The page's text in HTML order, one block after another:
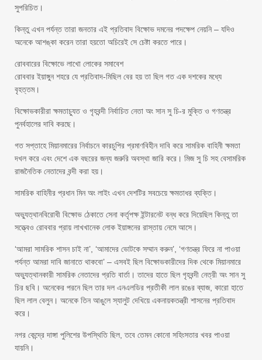
সুপরিচিত।
কিন্তু এখন পর্যন্ত তারা জনতার এই প্রতিবাদ বিক্ষোভ দমনের পদক্ষেপ নেয়নি – যদিও
অনেকে আশঙ্কা করেন তারা হয়তো অচিরেই সে চেষ্টা করতে পারে।
রোববারের বিক্ষোভে লাখো লোকের সমাবেশ
রোববার ইয়াঙ্গুন শহরে যে প্রতিবাদ-মিছিল বের হয় তা ছিল গত এক দশকের মধ্যে
বৃহত্তম।
বিক্ষোভকারীরা ক্ষমতাচ্যুত ও গৃহবন্দী নির্বাচিত নেতা অং সান সু চি-র মুক্তি ও গণতন্ত্র
পুনর্বহালের দাবি করছে।
গত সপ্তাহে মিয়ানমারের নির্বাচনে কারচুপির প্রমাণবিহীন দাবি করে সামরিক বাহিনী ক্ষমতা
দখল করে এবং দেশে এক বছরের জন্য জরুরি অবস্থা জারি করে। মিজ সু চি সহ বেসামরিক
রাজনৈতিক নেতাদের বন্দী করা হয়।
সামরিক বাহিনীর প্রধান মিন অং লাইং এখন দেশটির সবচেয়ে ক্ষমতাধর ব্যক্তি।
অভ্যুত্থানবিরোধী বিক্ষোভ ঠেকাতে সেনা কর্তৃপক্ষ ইন্টারনেট বন্ধ করে দিয়েছিল কিন্তু তা
সত্ত্বেও রোববার প্রায় লাখখানেক লোক ইয়াঙ্গনের রাস্তায় নেমে আসে।
‘আমরা সামরিক শাসন চাই না’, ‘আমাদের ভোটকে সম্মান করুন’, ‘গণতন্ত্র ফিরে না পাওয়া
পর্যন্ত আমরা দাবি জানাতে থাকবো’ – এসবই ছিল বিক্ষোভকারীদের দিক থেকে মিয়ানমারে
অভ্যুত্থানকারী সামরিক নেতাদের প্রতি বার্তা। তাদের হাতে ছিল গৃহবন্দী নেত্রী অং সান সু
চির ছবি। অনেকের পরনে ছিল তার দল এনএলডির প্রতীকী লাল রঙের ব্যাজ, কারো হাতে
ছিল লাল বেলুন। অনেকে তিন আঙুলে স্যালুট দেখিয়ে একনায়কতন্ত্রী শাসনের প্রতিবাদ
করে।
নগর কেন্দ্রে দাঙ্গা পুলিশের উপস্থিতি ছিল, তবে তেমন কোনো সহিংসতার খবর পাওয়া
যায়নি।